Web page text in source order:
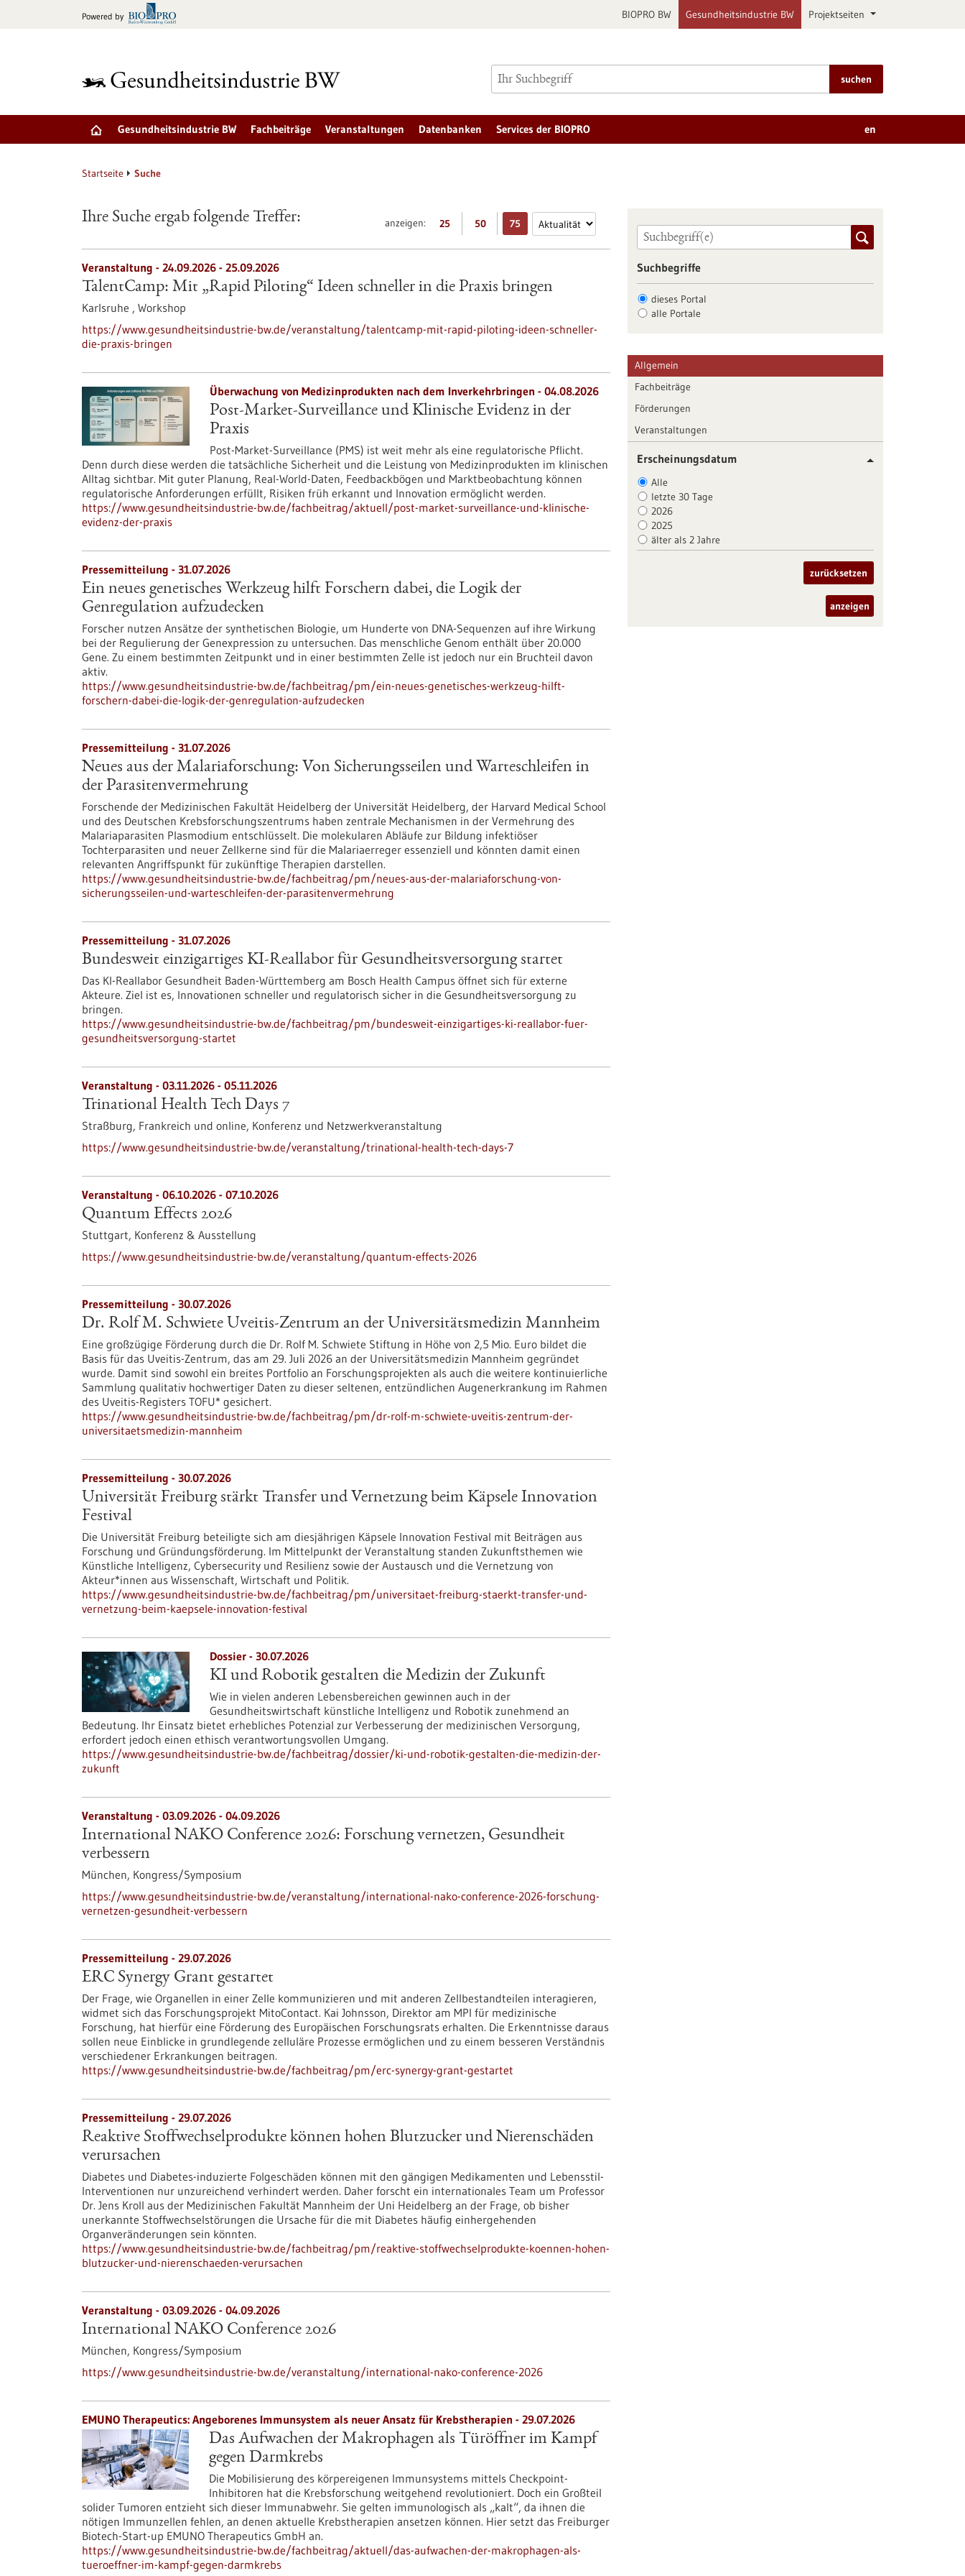
Powered by BIOPRO BW Gesundheitsindustrie BW Projektseiten
suchen
Gesundheitsindustrie BW Fachbeiträge Veranstaltungen Datenbanken Services der BIOPRO en
Startseite Suche
anzeigen: 25 50 75
Ihre Suche ergab folgende Treffer:
Veranstaltung - 24.09.2026 - 25.09.2026
TalentCamp: Mit „Rapid Piloting“ Ideen schneller in die Praxis bringen
Karlsruhe , Workshop
https://www.gesundheitsindustrie-bw.de/veranstaltung/talentcamp-mit-rapid-piloting-ideen-schneller-
die-praxis-bringen
Überwachung von Medizinprodukten nach dem Inverkehrbringen - 04.08.2026
Post-Market-Surveillance und Klinische Evidenz in der
Praxis
Post-Market-Surveillance (PMS) ist weit mehr als eine regulatorische Pflicht.
Denn durch diese werden die tatsächliche Sicherheit und die Leistung von Medizinprodukten im klinischen
Alltag sichtbar. Mit guter Planung, Real-World-Daten, Feedbackbögen und Marktbeobachtung können
regulatorische Anforderungen erfüllt, Risiken früh erkannt und Innovation ermöglicht werden.
https://www.gesundheitsindustrie-bw.de/fachbeitrag/aktuell/post-market-surveillance-und-klinische-
evidenz-der-praxis
Pressemitteilung - 31.07.2026
Ein neues genetisches Werkzeug hilft Forschern dabei, die Logik der
Genregulation aufzudecken
Forscher nutzen Ansätze der synthetischen Biologie, um Hunderte von DNA-Sequenzen auf ihre Wirkung
bei der Regulierung der Genexpression zu untersuchen. Das menschliche Genom enthält über 20.000
Gene. Zu einem bestimmten Zeitpunkt und in einer bestimmten Zelle ist jedoch nur ein Bruchteil davon
aktiv.
https://www.gesundheitsindustrie-bw.de/fachbeitrag/pm/ein-neues-genetisches-werkzeug-hilft-
forschern-dabei-die-logik-der-genregulation-aufzudecken
Pressemitteilung - 31.07.2026
Neues aus der Malariaforschung: Von Sicherungsseilen und Warteschleifen in
der Parasitenvermehrung
Forschende der Medizinischen Fakultät Heidelberg der Universität Heidelberg, der Harvard Medical School
und des Deutschen Krebsforschungszentrums haben zentrale Mechanismen in der Vermehrung des
Malariaparasiten Plasmodium entschlüsselt. Die molekularen Abläufe zur Bildung infektiöser
Tochterparasiten und neuer Zellkerne sind für die Malariaerreger essenziell und könnten damit einen
relevanten Angriffspunkt für zukünftige Therapien darstellen.
https://www.gesundheitsindustrie-bw.de/fachbeitrag/pm/neues-aus-der-malariaforschung-von-
sicherungsseilen-und-warteschleifen-der-parasitenvermehrung
Pressemitteilung - 31.07.2026
Bundesweit einzigartiges KI-Reallabor für Gesundheits­versorgung startet
Das KI-Reallabor Gesundheit Baden-Württemberg am Bosch Health Campus öffnet sich für externe
Akteure. Ziel ist es, Innovationen schneller und regulatorisch sicher in die Gesundheitsversorgung zu
bringen.
https://www.gesundheitsindustrie-bw.de/fachbeitrag/pm/bundesweit-einzigartiges-ki-reallabor-fuer-
gesundheitsversorgung-startet
Veranstaltung - 03.11.2026 - 05.11.2026
Trinational Health Tech Days 7
Straßburg, Frankreich und online, Konferenz und Netzwerkveranstaltung
https://www.gesundheitsindustrie-bw.de/veranstaltung/trinational-health-tech-days-7
Veranstaltung - 06.10.2026 - 07.10.2026
Quantum Effects 2026
Stuttgart, Konferenz & Ausstellung
https://www.gesundheitsindustrie-bw.de/veranstaltung/quantum-effects-2026
Pressemitteilung - 30.07.2026
Dr. Rolf M. Schwiete Uveitis-Zentrum an der Universitätsmedizin Mannheim
Eine großzügige Förderung durch die Dr. Rolf M. Schwiete Stiftung in Höhe von 2,5 Mio. Euro bildet die
Basis für das Uveitis-Zentrum, das am 29. Juli 2026 an der Universitätsmedizin Mannheim gegründet
wurde. Damit sind sowohl ein breites Portfolio an Forschungsprojekten als auch die weitere kontinuierliche
Sammlung qualitativ hochwertiger Daten zu dieser seltenen, entzündlichen Augenerkrankung im Rahmen
des Uveitis-Registers TOFU* gesichert.
https://www.gesundheitsindustrie-bw.de/fachbeitrag/pm/dr-rolf-m-schwiete-uveitis-zentrum-der-
universitaetsmedizin-mannheim
Pressemitteilung - 30.07.2026
Universität Freiburg stärkt Transfer und Vernetzung beim Käpsele Innovation
Festival
Die Universität Freiburg beteiligte sich am diesjährigen Käpsele Innovation Festival mit Beiträgen aus
Forschung und Gründungsförderung. Im Mittelpunkt der Veranstaltung standen Zukunftsthemen wie
Künstliche Intelligenz, Cybersecurity und Resilienz sowie der Austausch und die Vernetzung von
Akteur*innen aus Wissenschaft, Wirtschaft und Politik.
https://www.gesundheitsindustrie-bw.de/fachbeitrag/pm/universitaet-freiburg-staerkt-transfer-und-
vernetzung-beim-kaepsele-innovation-festival
Dossier - 30.07.2026
KI und Robotik gestalten die Medizin der Zukunft
Wie in vielen anderen Lebensbereichen gewinnen auch in der
Gesundheitswirtschaft künstliche Intelligenz und Robotik zunehmend an
Bedeutung. Ihr Einsatz bietet erhebliches Potenzial zur Verbesserung der medizinischen Versorgung,
erfordert jedoch einen ethisch verantwortungsvollen Umgang.
https://www.gesundheitsindustrie-bw.de/fachbeitrag/dossier/ki-und-robotik-gestalten-die-medizin-der-
zukunft
Veranstaltung - 03.09.2026 - 04.09.2026
International NAKO Conference 2026: Forschung vernetzen, Gesundheit
verbessern
München, Kongress/Symposium
https://www.gesundheitsindustrie-bw.de/veranstaltung/international-nako-conference-2026-forschung-
vernetzen-gesundheit-verbessern
Pressemitteilung - 29.07.2026
ERC Synergy Grant gestartet
Der Frage, wie Organellen in einer Zelle kommunizieren und mit anderen Zellbestandteilen interagieren,
widmet sich das Forschungsprojekt MitoContact. Kai Johnsson, Direktor am MPI für medizinische
Forschung, hat hierfür eine Förderung des Europäischen Forschungsrats erhalten. Die Erkenntnisse daraus
sollen neue Einblicke in grundlegende zelluläre Prozesse ermöglichen und zu einem besseren Verständnis
verschiedener Erkrankungen beitragen.
https://www.gesundheitsindustrie-bw.de/fachbeitrag/pm/erc-synergy-grant-gestartet
Pressemitteilung - 29.07.2026
Reaktive Stoffwechselprodukte können hohen Blutzucker und Nierenschäden
verursachen
Diabetes und Diabetes-induzierte Folgeschäden können mit den gängigen Medikamenten und Lebensstil-
Interventionen nur unzureichend verhindert werden. Daher forscht ein internationales Team um Professor
Dr. Jens Kroll aus der Medizinischen Fakultät Mannheim der Uni Heidelberg an der Frage, ob bisher
unerkannte Stoffwechselstörungen die Ursache für die mit Diabetes häufig einhergehenden
Organveränderungen sein könnten.
https://www.gesundheitsindustrie-bw.de/fachbeitrag/pm/reaktive-stoffwechselprodukte-koennen-hohen-
blutzucker-und-nierenschaeden-verursachen
Veranstaltung - 03.09.2026 - 04.09.2026
International NAKO Conference 2026
München, Kongress/Symposium
https://www.gesundheitsindustrie-bw.de/veranstaltung/international-nako-conference-2026
EMUNO Therapeutics: Angeborenes Immunsystem als neuer Ansatz für Krebstherapien - 29.07.2026
Das Aufwachen der Makrophagen als Türöffner im Kampf
gegen Darmkrebs
Die Mobilisierung des körpereigenen Immunsystems mittels Checkpoint-
Inhibitoren hat die Krebsforschung weitgehend revolutioniert. Doch ein Großteil
solider Tumoren entzieht sich dieser Immunabwehr. Sie gelten immunologisch als „kalt“, da ihnen die
nötigen Immunzellen fehlen, an denen aktuelle Krebstherapien ansetzen können. Hier setzt das Freiburger
Biotech-Start-up EMUNO Therapeutics GmbH an.
https://www.gesundheitsindustrie-bw.de/fachbeitrag/aktuell/das-aufwachen-der-makrophagen-als-
tueroeffner-im-kampf-gegen-darmkrebs
Suchbegriffe
dieses Portal
alle Portale
Allgemein
Fachbeiträge
Förderungen
Veranstaltungen
Erscheinungsdatum
Alle
letzte 30 Tage
2026
2025
älter als 2 Jahre
zurücksetzen
anzeigen